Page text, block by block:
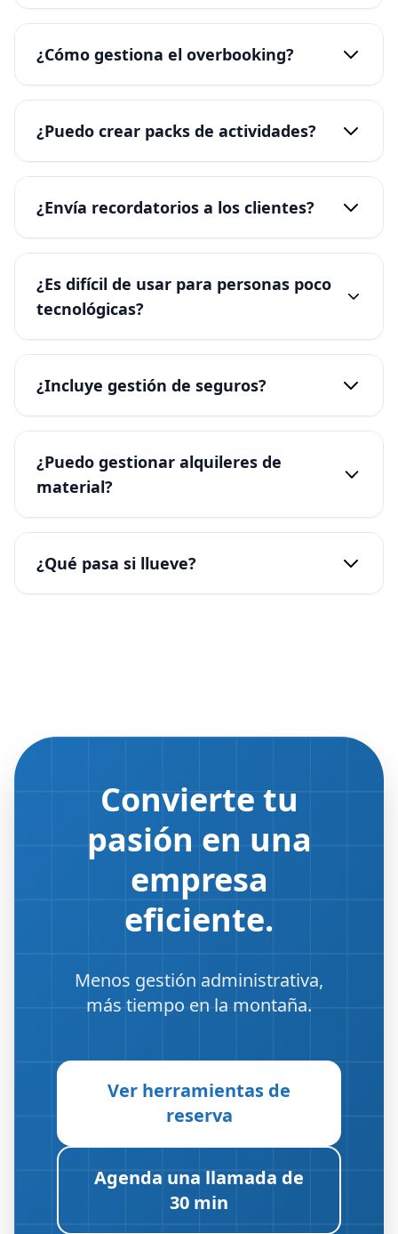
¿Cómo gestiona el overbooking?
¿Puedo crear packs de actividades?
¿Envía recordatorios a los clientes?
¿Es difícil de usar para personas poco
tecnológicas?
¿Incluye gestión de seguros?
¿Puedo gestionar alquileres de
material?
¿Qué pasa si llueve?
Convierte tu
pasión en una
empresa
eficiente.
Menos gestión administrativa,
más tiempo en la montaña.
Ver herramientas de
reserva
Agenda una llamada de
30 min